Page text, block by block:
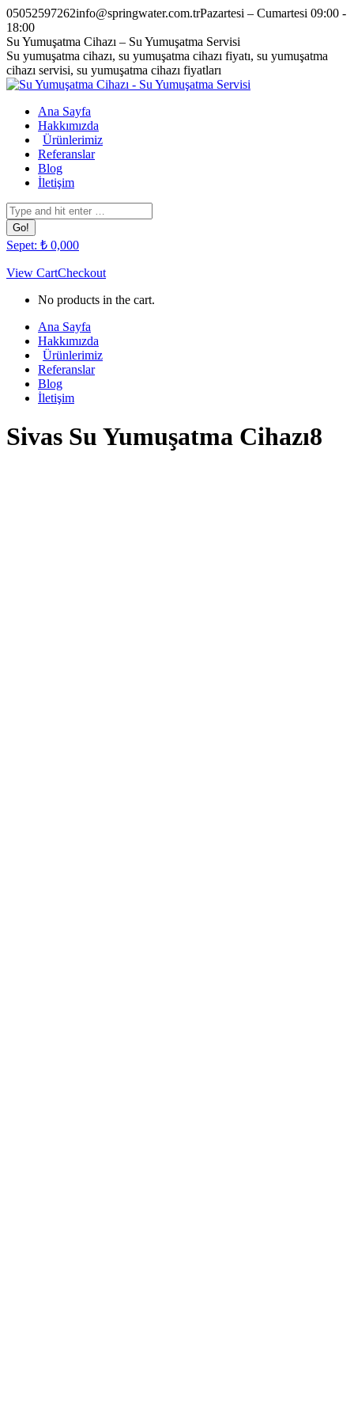
Skip
to
content
05052597262info@springwater.com.trPazartesi – Cumartesi 09:00 -
18:00
Facebook
page
opens
in
window
Twitter
page
opens
in
window
Pinterest
page
opens
in
window
Instagram
page
opens
in
window
Su Yumuşatma Cihazı – Su Yumuşatma Servisi
Su yumuşatma cihazı, su yumuşatma cihazı fiyatı, su yumuşatma
cihazı servisi, su yumuşatma cihazı fiyatları
Ana Sayfa
Hakkımızda
Ürünlerimiz
Referanslar
Blog
İletişim
Search:
Sepet: ₺ 0,000
View CartCheckout
No products in the cart.
Ana Sayfa
Hakkımızda
Ürünlerimiz
Referanslar
Blog
İletişim
Sivas Su Yumuşatma Cihazı8